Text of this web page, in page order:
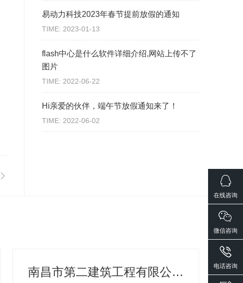
易动力科技2023年春节提前放假的通知
TIME: 2023-01-13
flash中心是什么软件详细介绍,网站上传不了
图片
TIME: 2022-06-22
Hi亲爱的伙伴，端午节放假通知来了！
TIME: 2022-06-02
南昌市第二建筑工程有限公司牵手易动力网络科技有限公司
在线咨询
微信咨询
电话咨询